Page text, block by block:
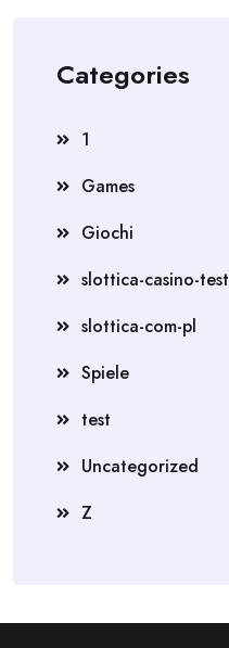
Categories
1
Games
Giochi
slottica-casino-test
slottica-com-pl
Spiele
test
Uncategorized
Z